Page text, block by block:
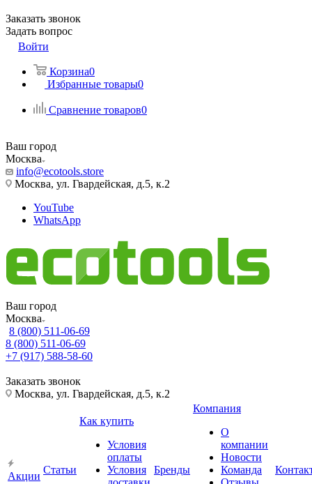
Заказать звонок
Задать вопрос
Войти
Корзина0
Избранные товары0
Сравнение товаров0
Ваш город
Москва
info@ecotools.store
Москва, ул. Гвардейская, д.5, к.2
YouTube
WhatsApp
Ваш город
Москва
8 (800) 511-06-69
8 (800) 511-06-69
+7 (917) 588-58-60
Заказать звонок
Москва, ул. Гвардейская, д.5, к.2
Акции
Статьи
Как купить
Условия
оплаты
Условия
Бренды
Компания
О
компании
Новости
Команда